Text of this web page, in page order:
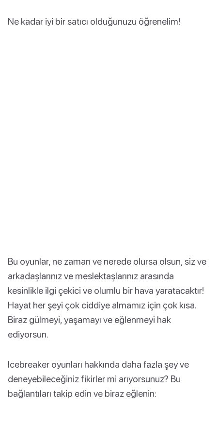
Ne kadar iyi bir satıcı olduğunuzu öğrenelim!
Bu oyunlar, ne zaman ve nerede olursa olsun, siz ve
arkadaşlarınız ve meslektaşlarınız arasında
kesinlikle ilgi çekici ve olumlu bir hava yaratacaktır!
Hayat her şeyi çok ciddiye almamız için çok kısa.
Biraz gülmeyi, yaşamayı ve eğlenmeyi hak
ediyorsun.
Icebreaker oyunları hakkında daha fazla şey ve
deneyebileceğiniz fikirler mi arıyorsunuz? Bu
bağlantıları takip edin ve biraz eğlenin: